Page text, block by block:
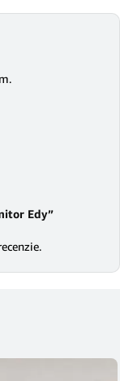
Edy”